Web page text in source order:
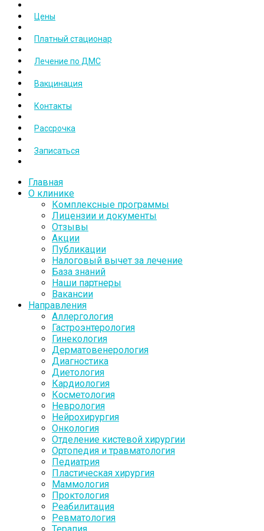
Цены
Платный стационар
Лечение по ДМС
Вакцинация
Контакты
Рассрочка
Записаться
Главная
О клинике
Комплексные программы
Лицензии и документы
Отзывы
Акции
Публикации
Налоговый вычет за лечение
База знаний
Наши партнеры
Вакансии
Направления
Аллергология
Гастроэнтерология
Гинекология
Дерматовенерология
Диагностика
Диетология
Кардиология
Косметология
Неврология
Нейрохирургия
Онкология
Отделение кистевой хирургии
Ортопедия и травматология
Педиатрия
Пластическая хирургия
Маммология
Проктология
Реабилитация
Ревматология